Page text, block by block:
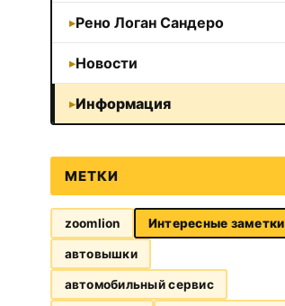
Рено Логан Сандеро
Новости
Информация
МЕТКИ
zoomlion Интересные заметки
автовышки
автомобильный сервис